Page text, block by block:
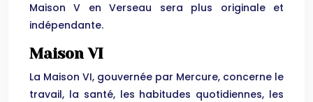
Maison V en Verseau sera plus originale et
indépendante.
Maison VI
La Maison VI, gouvernée par Mercure, concerne le
travail, la santé, les habitudes quotidiennes, les